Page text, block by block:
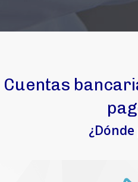
Cuentas